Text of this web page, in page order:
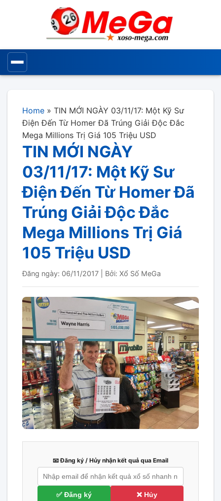
Home » TIN MỚI NGÀY 03/11/17: Một Kỹ Sư
Điện Đến Từ Homer Đã Trúng Giải Độc Đắc
Mega Millions Trị Giá 105 Triệu USD
TIN MỚI NGÀY
03/11/17: Một Kỹ Sư
Điện Đến Từ Homer Đã
Trúng Giải Độc Đắc
Mega Millions Trị Giá
105 Triệu USD
Đăng ngày: 06/11/2017 Bởi: Xổ Số MeGa
📧 Đăng ký / Hủy nhận kết quả qua Email
✅ Đăng ký ❌ Hủy